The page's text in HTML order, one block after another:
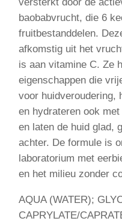
baobabvrucht, die 6
fruitbestanddelen.
afkomstig uit het
is aan vitamine C. Ze
eigenschappen die
voor huidveroudering,
en hydrateren ook
en laten de huid glad,
achter. De formule is
laboratorium met
en het milieu zonder
AQUA (WATER);
CAPRYLATE/